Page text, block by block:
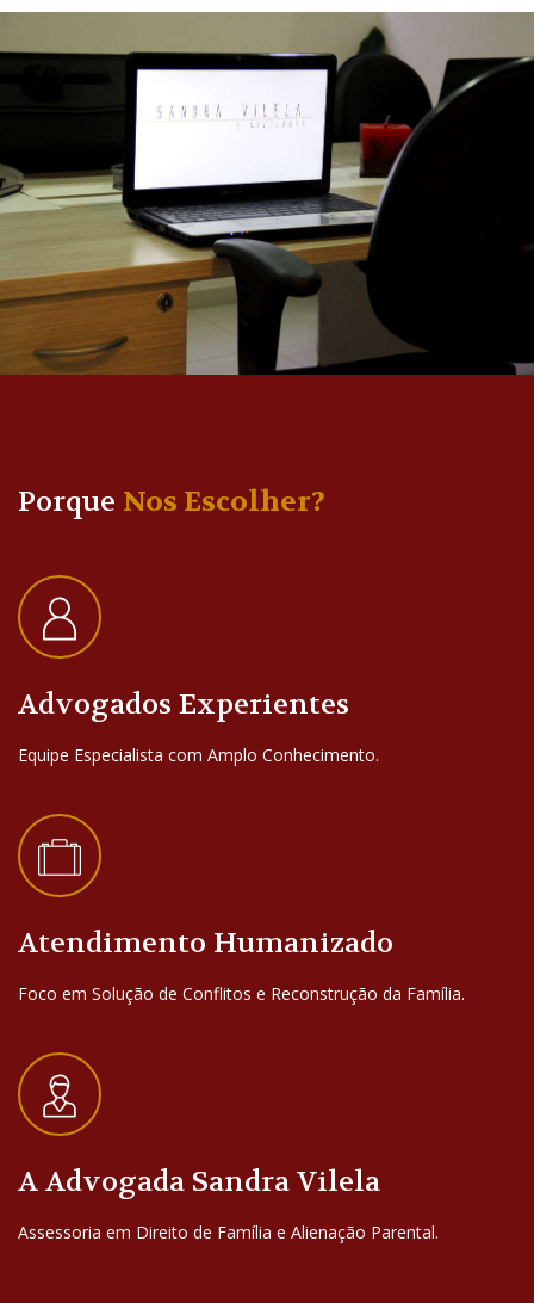
Porque Nos Escolher?
Advogados Experientes
Equipe Especialista com Amplo Conhecimento.
Atendimento Humanizado
Foco em Solução de Conflitos e Reconstrução da Família.
A Advogada Sandra Vilela
Assessoria em Direito de Família e Alienação Parental.